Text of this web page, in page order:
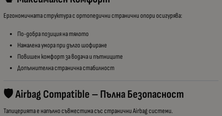
Ергономичната структура с ортопедични странични опори осигурява:
По-добра позиция на тялото
Намалена умора при дълго шофиране
Повишен комфорт за водача и пътниците
Допълнителна странична стабилност
🛡 Airbag Compatible – Пълна Безопасност
Тапицерията е напълно съвместима със странични Airbag системи.